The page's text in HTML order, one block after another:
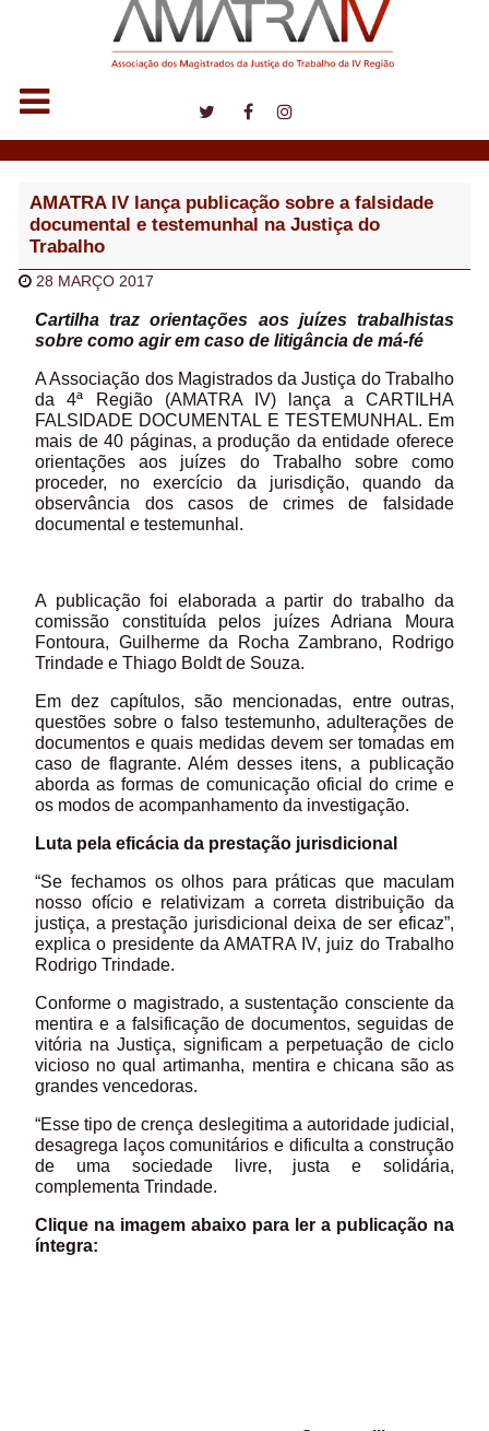
AMATRA IV lança publicação sobre a falsidade
documental e testemunhal na Justiça do
Trabalho
28 MARÇO 2017
Cartilha traz orientações aos juízes trabalhistas
sobre como agir em caso de litigância de má-fé
A Associação dos Magistrados da Justiça do Trabalho
da 4ª Região (AMATRA IV) lança a CARTILHA
FALSIDADE DOCUMENTAL E TESTEMUNHAL. Em
mais de 40 páginas, a produção da entidade oferece
orientações aos juízes do Trabalho sobre como
proceder, no exercício da jurisdição, quando da
observância dos casos de crimes de falsidade
documental e testemunhal.
A publicação foi elaborada a partir do trabalho da
comissão constituída pelos juízes Adriana Moura
Fontoura, Guilherme da Rocha Zambrano, Rodrigo
Trindade e Thiago Boldt de Souza.
Em dez capítulos, são mencionadas, entre outras,
questões sobre o falso testemunho, adulterações de
documentos e quais medidas devem ser tomadas em
caso de flagrante. Além desses itens, a publicação
aborda as formas de comunicação oficial do crime e
os modos de acompanhamento da investigação.
Luta pela eficácia da prestação jurisdicional
“Se fechamos os olhos para práticas que maculam
nosso ofício e relativizam a correta distribuição da
justiça, a prestação jurisdicional deixa de ser eficaz”,
explica o presidente da AMATRA IV, juiz do Trabalho
Rodrigo Trindade.
Conforme o magistrado, a sustentação consciente da
mentira e a falsificação de documentos, seguidas de
vitória na Justiça, significam a perpetuação de ciclo
vicioso no qual artimanha, mentira e chicana são as
grandes vencedoras.
“Esse tipo de crença deslegitima a autoridade judicial,
desagrega laços comunitários e dificulta a construção
de uma sociedade livre, justa e solidária,
complementa Trindade.
Clique na imagem abaixo para ler a publicação na
íntegra: